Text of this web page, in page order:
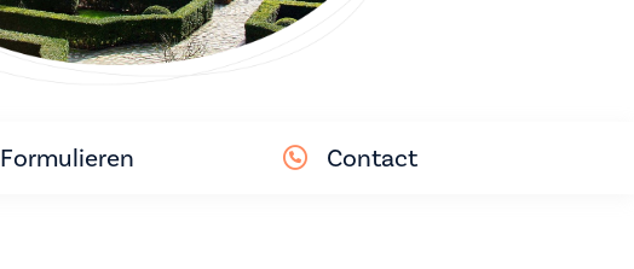
Formulieren Contact